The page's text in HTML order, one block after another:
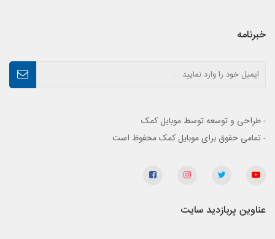
خبرنامه
- طراحی و توسعه توسط موبایل کمک
- تمامی حقوق برای موبایل کمک محفوظ است
عناوین پربازدید سایت